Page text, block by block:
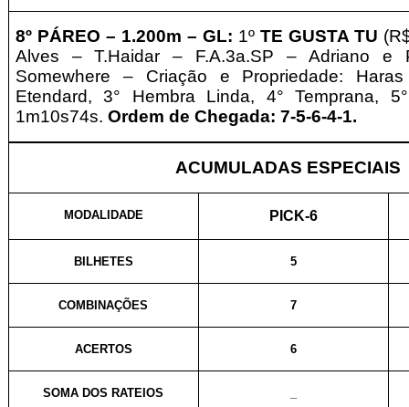
8º PÁREO – 1.200m – GL: 1ºTE GUSTA TU
Alves – T.Haidar – F.A.3a.SP – Adriano e
Somewhere – Criação e Propriedade:
Etendard, 3° Hembra Linda, 4° Temprana,
1m10s74s. Ordem de Chegada: 7-5-6-4-1.
ACUMULADAS ESPECIAIS
MODALIDADE PICK-6
BILHETES 5
COMBINAÇÕES 7
ACERTOS 6
SOMA DOS RATEIOS